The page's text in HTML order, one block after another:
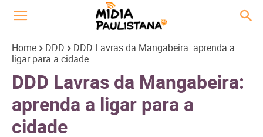
Home DDD
DDD Lavras da Mangabeira: aprenda a
ligar para a cidade
DDD Lavras da Mangabeira:
aprenda a ligar para a
cidade